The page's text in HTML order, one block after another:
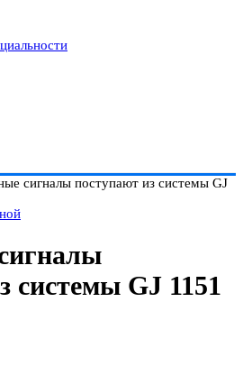
сигналы поступают из системы GJ
системы GJ 1151